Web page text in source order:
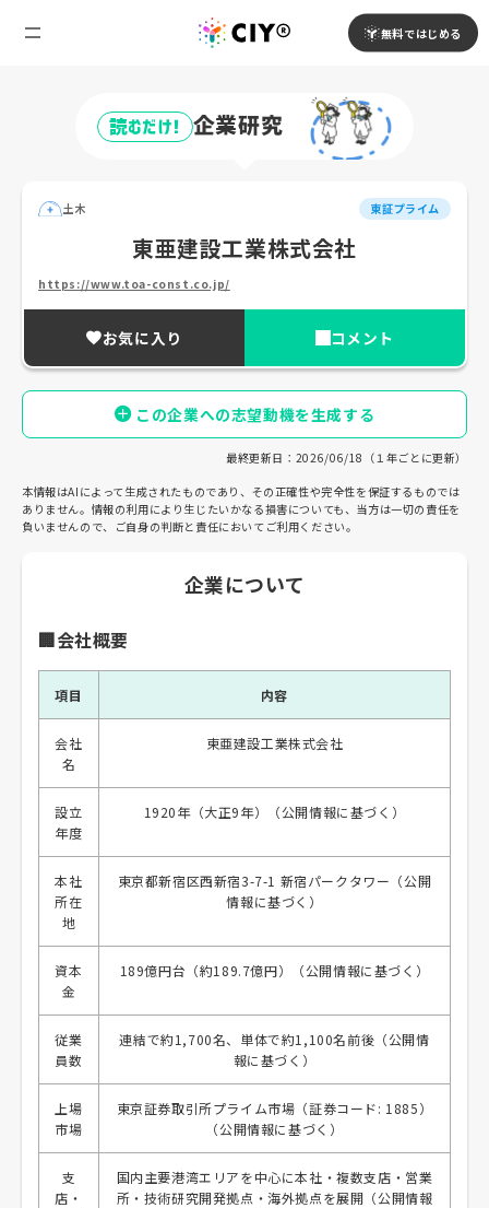
無料ではじめる
読むだけ! 企業研究
土木 東証プライム
東亜建設工業株式会社
https://www.toa-const.co.jp/
お気に入り コメント
この企業への志望動機を生成する
最終更新日：2026/06/18（１年ごとに更新）
本情報はAIによって生成されたものであり、その正確性や完全性を保証するものでは
ありません。情報の利用により生じたいかなる損害についても、当方は一切の責任を
負いませんので、ご自身の判断と責任においてご利用ください。
企業について
🏢会社概要
項目 内容
会社
名
東亜建設工業株式会社
設立
年度
1920年（大正9年）（公開情報に基づく）
本社
所在
地
東京都新宿区西新宿3-7-1 新宿パークタワー（公開
情報に基づく）
資本
金
189億円台（約189.7億円）（公開情報に基づく）
従業
員数
連結で約1,700名、単体で約1,100名前後（公開情
報に基づく）
上場
市場
東京証券取引所プライム市場（証券コード: 1885）
（公開情報に基づく）
支
店・
国内主要港湾エリアを中心に本社・複数支店・営業
所・技術研究開発拠点・海外拠点を展開（公開情報